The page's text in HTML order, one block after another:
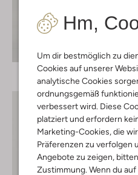
Hm,
Um dir bestmöglich zu
Cookies auf unserer
analytische Cookies
ordnungsgemäß
verbessert wird. Diese
platziert und erfordern
Marketing-Cookies, die
Präferenzen zu verfolgen
Angebote zu zeigen,
Zustimmung. Wenn du